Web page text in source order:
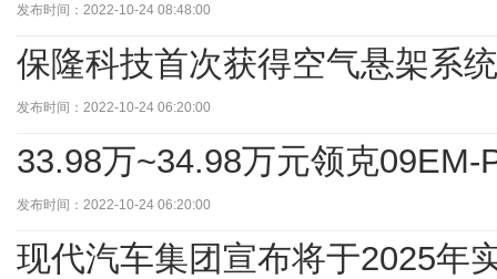
发布时间：2022-10-24 08:48:00
保隆科技首次获得空气悬架系
发布时间：2022-10-24 06:20:00
33.98万~34.98万元领克09EM-
发布时间：2022-10-24 06:20:00
现代汽车集团宣布将于2025年